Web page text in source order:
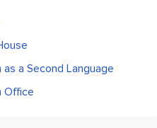
as a Second Language
Office